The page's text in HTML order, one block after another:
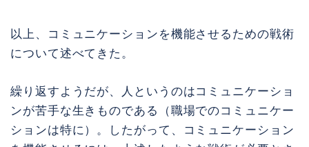
以上、コミュニケーションを機能させるための戦術
について述べてきた。
繰り返すようだが、人というのはコミュニケーショ
ンが苦手な生きものである（職場でのコミュニケー
ションは特に）。したがって、コミュニケーション